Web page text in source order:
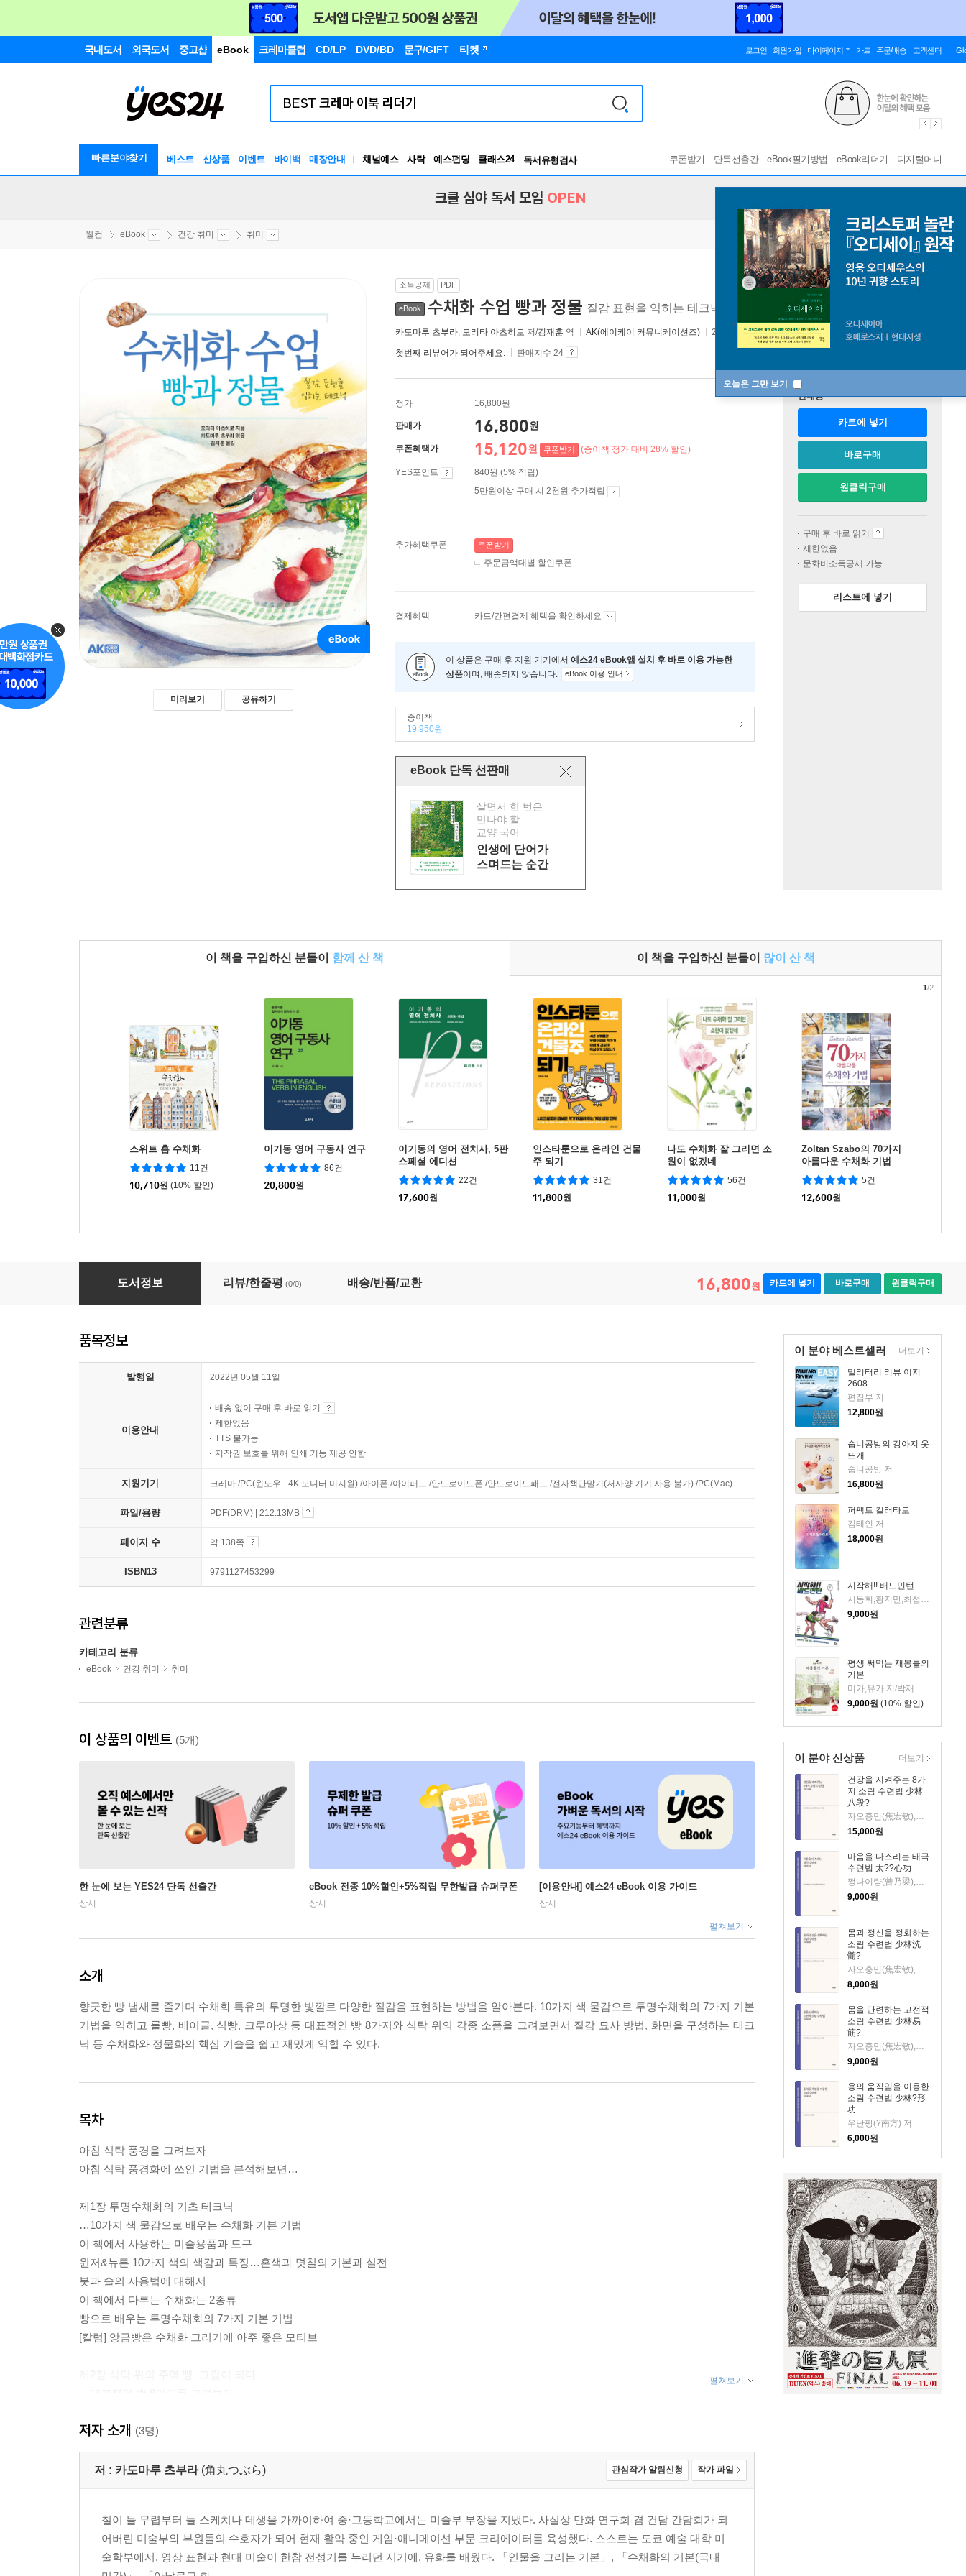
국내도서 외국도서 중고샵 eBook 크레마클럽 CD/LP DVD/BD 문구/GIFT 티켓 로그인 회원가입 마이페이지 카트 주문/배송 고객센터
빠른분야찾기 베스트 신상품 이벤트 바이백 매장안내 채널예스 사락 예스펀딩 클래스24
독서유형검사
RBTI Lab
쿠폰받기 단독선출간 eBook필기방법 eBook리더기 디지털머니
오늘은 그만 보기
크클 심야 독서 모임 OPEN
웰컴 eBook 건강 취미 취미
미리보기 공유하기
소득공제 PDF
eBook 수채화 수업 빵과 정물 질감 표현을 익히는 테크닉
카도마루 츠부라, 모리타 아츠히로 저/김재훈 역 AK(에이케이 커뮤니케이션즈) 2022년 05월 11일
첫번째 리뷰어가 되어주세요. 판매지수 24
정가 16,800원
판매가 16,800원
쿠폰혜택가 15,120원 쿠폰받기 (종이책 정가 대비 28% 할인)
YES포인트
840원 (5% 적립)
5만원이상 구매 시 2천원 추가적립
추가혜택쿠폰 쿠폰받기
주문금액대별 할인쿠폰
결제혜택 카드/간편결제 혜택을 확인하세요
이 상품은 구매 후 지원 기기에서 예스24 eBook앱 설치 후 바로 이용 가능한
상품이며, 배송되지 않습니다. eBook 이용 안내
종이책
19,950원
eBook 단독 선판매
살면서 한 번은
만나야 할
교양 국어
인생에 단어가
스며드는 순간
판매중
카트에 넣기
바로구매
원클릭구매
구매 후 바로 읽기
제한없음
문화비소득공제 가능
리스트에 넣기
이 책을 구입하신 분들이 함께 산 책 이 책을 구입하신 분들이 많이 산 책
스위트 홈 수채화
11건
10,710원 (10% 할인)
이기동 영어 구동사 연구
86건
20,800원
이기동의 영어 전치사, 5판
스페셜 에디션
22건
17,600원
인스타툰으로 온라인 건물
주 되기
31건
11,800원
나도 수채화 잘 그리면 소
원이 없겠네
56건
11,000원
Zoltan Szabo의 70가지
아름다운 수채화 기법
5건
12,600원
1/2
수채화 수업 빵과 정물
도서정보 리뷰/한줄평 (0/0) 배송/반품/교환 16,800원 카트에 넣기 바로구매 원클릭구매
이 분야 베스트셀러
밀리터리 리뷰 이지
2608
편집부 저
12,800원
숩니공방의 강아지 옷
뜨개
숩니공방 저
16,800원
퍼펙트 컬러타로
김태인 저
18,000원
시작해!! 배드민턴
9,000원
평생 써먹는 재봉틀의
기본
미카,유카 저/박재영 역
9,000원 (10% 할인)
더보기
이 분야 신상품
건강을 지켜주는 8가
지 소림 수련법 少林
八段?
15,000원
마음을 다스리는 태극
수련법 太??心功
9,000원
몸과 정신을 정화하는
소림 수련법 少林洗
髓?
자오훙민(焦宏敏),한젠윈(??云) 저
8,000원
몸을 단련하는 고전적
소림 수련법 少林易
筋?
자오훙민(焦宏敏),한젠윈(??云) 저
9,000원
용의 움직임을 이용한
소림 수련법 少林?形
功
우난팡(?南方) 저
6,000원
더보기
품목정보
발행일 2022년 05월 11일
이용안내
배송 없이 구매 후 바로 읽기
제한없음
TTS 불가능
저작권 보호를 위해 인쇄 기능 제공 안함
지원기기 크레마 /PC(윈도우 - 4K 모니터 미지원) /아이폰 /아이패드 /안드로이드폰 /안드로이드패드 /전자책단말기(저사양 기기 사용 불가) /PC(Mac)
파일/용량 PDF(DRM) | 212.13MB
페이지 수 약 138쪽
ISBN13 9791127453299
관련분류
카테고리 분류
eBook 건강 취미 취미
이 상품의 이벤트 (5개)
한 눈에 보는 YES24 단독 선출간
상시
eBook 전종 10%할인+5%적립 무한발급 슈퍼쿠폰
상시
[이용안내] 예스24 eBook 이용 가이드
상시
펼쳐보기
소개
향긋한 빵 냄새를 즐기며 수채화 특유의 투명한 빛깔로 다양한 질감을 표현하는 방법을 알아본다. 10가지 색 물감으로 투명수채화의 7가지 기본
기법을 익히고 롤빵, 베이글, 식빵, 크루아상 등 대표적인 빵 8가지와 식탁 위의 각종 소품을 그려보면서 질감 묘사 방법, 화면을 구성하는 테크
닉 등 수채화와 정물화의 핵심 기술을 쉽고 재밌게 익힐 수 있다.
목차
아침 식탁 풍경을 그려보자
아침 식탁 풍경화에 쓰인 기법을 분석해보면…
제1장 투명수채화의 기초 테크닉
…10가지 색 물감으로 배우는 수채화 기본 기법
이 책에서 사용하는 미술용품과 도구
윈저&뉴튼 10가지 색의 색감과 특징…혼색과 덧칠의 기본과 실전
붓과 솔의 사용법에 대해서
이 책에서 다루는 수채화는 2종류
빵으로 배우는 투명수채화의 7가지 기본 기법
[칼럼] 앙금빵은 수채화 그리기에 아주 좋은 모티브
…대표적인 빵 8가지를 그려보자
(1)롤빵 / (2)완두 베이글 / (3)식빵 / (4)크루아상 / (5)쿠페 / (6)바타르 / (7)캉파뉴 / (8)호두 건포도빵
제3장 식탁 위의 다양한 질감 표현
금속의 매끄러운 표면이 만드는 거울 같은 광택
예시 작품을 참고하여 탁상 정물 그리기에 도전
따스한 느낌의 천연 소재, 나무의 질감
펼쳐보기
저자 소개 (3명)
저 : 카도마루 츠부라 (角丸つぶら) 관심작가 알림신청 작가 파일
철이 들 무렵부터 늘 스케치나 데생을 가까이하여 중·고등학교에서는 미술부 부장을 지냈다. 사실상 만화 연구회 겸 건담 간담회가 되
어버린 미술부와 부원들의 수호자가 되어 현재 활약 중인 게임·애니메이션 부문 크리에이터를 육성했다. 스스로는 도쿄 예술 대학 미
술학부에서, 영상 표현과 현대 미술이 한참 전성기를 누리던 시기에, 유화를 배웠다. 「인물을 그리는 기본」, 「수채화의 기본(국내